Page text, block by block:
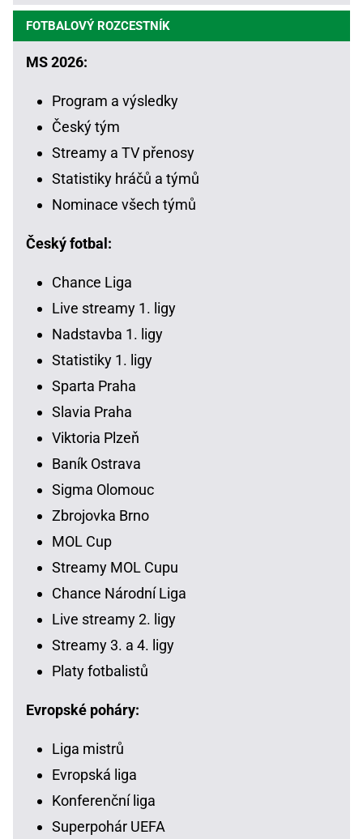
FOTBALOVÝ ROZCESTNÍK
MS 2026:
Program a výsledky
Český tým
Streamy a TV přenosy
Statistiky hráčů a týmů
Nominace všech týmů
Český fotbal:
Chance Liga
Live streamy 1. ligy
Nadstavba 1. ligy
Statistiky 1. ligy
Sparta Praha
Slavia Praha
Viktoria Plzeň
Baník Ostrava
Sigma Olomouc
Zbrojovka Brno
MOL Cup
Streamy MOL Cupu
Chance Národní Liga
Live streamy 2. ligy
Streamy 3. a 4. ligy
Platy fotbalistů
Evropské poháry:
Liga mistrů
Evropská liga
Konferenční liga
Superpohár UEFA